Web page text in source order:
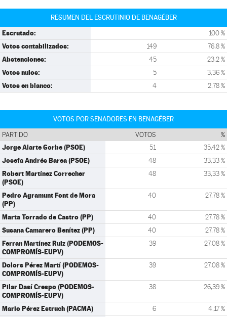
RESUMEN DEL ESCRUTINIO DE BENAGÉBER
Escrutado: 100 %
Votos contabilizados: 149 76,8 %
Abstenciones: 45 23,2 %
Votos nulos: 5 3,36 %
Votos en blanco: 4 2,78 %
VOTOS POR SENADORES EN BENAGÉBER
PARTIDO VOTOS %
Jorge Alarte Gorbe (PSOE) 51 35,42 %
Josefa Andrés Barea (PSOE) 48 33,33 %
Robert Martínez Correcher
(PSOE)
48 33,33 %
Pedro Agramunt Font de Mora
(PP)
40 27,78 %
Marta Torrado de Castro (PP) 40 27,78 %
Susana Camarero Benítez (PP) 40 27,78 %
Ferran Martínez Ruiz (PODEMOS-
COMPROMÍS-EUPV)
39 27,08 %
Dolors Pérez Martí (PODEMOS-
COMPROMÍS-EUPV)
39 27,08 %
Pilar Dasí Crespo (PODEMOS-
COMPROMÍS-EUPV)
38 26,39 %
Mario Pérez Estruch (PACMA) 6 4,17 %